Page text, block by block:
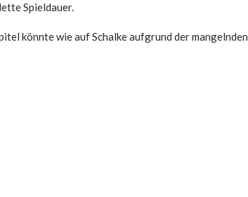
Spieldauer.
könnte wie auf Schalke aufgrund der mangelnden